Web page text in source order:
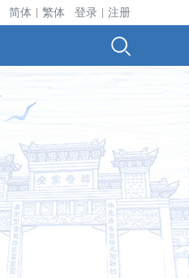
简体 繁体 登录 注册